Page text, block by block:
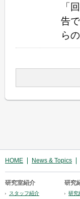
「
告
ら
HOME News & Topics
研究室紹介
スタッフ紹介
研究
研究